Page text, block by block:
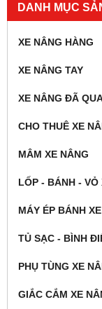
DANH MỤC
XE NÂNG HÀNG
XE NÂNG TAY
XE NÂNG ĐÃ
CHO THUÊ XE
MÂM XE NÂNG
LỐP - BÁNH - VỎ
MÁY ÉP BÁNH XE
TỦ SẠC - BÌNH
PHỤ TÙNG XE
GIẮC CẮM XE